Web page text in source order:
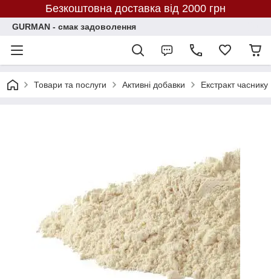
Безкоштовна доставка від 2000 грн
GURMAN - смак задоволення
Товари та послуги Активні добавки Екстракт часнику